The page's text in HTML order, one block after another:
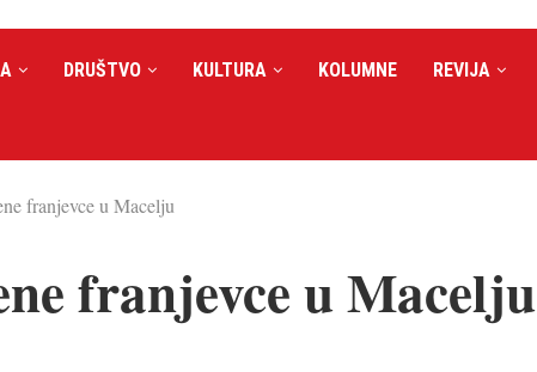
DRUŠTVO KULTURA KOLUMNE REVIJA
franjevce u Macelju
franjevce u Macelju